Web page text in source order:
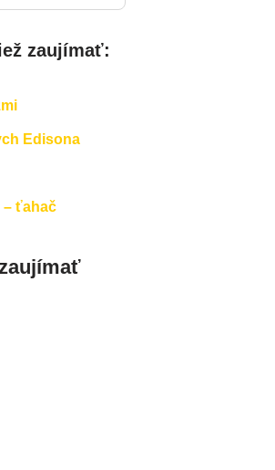
zaujímať:
Edisona
– ťahač